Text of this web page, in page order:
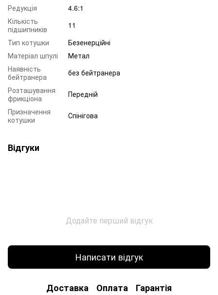
Редукція
4.6:1
Кількість
підшипників
11
Тип котушки
Безенерційні
Матеріал шпулі
Метал
Наявність
бейтранера
без бейтранера
Розташування
фрикціона
Передній
Призначення
котушки
Спінігова
Відгуки
Додайте перший відгук
Написати відгук
Доставка Оплата Гарантія